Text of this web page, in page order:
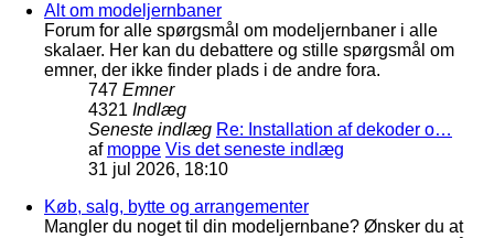
Alt om modeljernbaner
Forum for alle spørgsmål om modeljernbaner i alle
skalaer. Her kan du debattere og stille spørgsmål om
emner, der ikke finder plads i de andre fora.
747 Emner
4321 Indlæg
Seneste indlæg Re: Installation af dekoder o…
af moppe Vis det seneste indlæg
31 jul 2026, 18:10
Køb, salg, bytte og arrangementer
Mangler du noget til din modeljernbane? Ønsker du at